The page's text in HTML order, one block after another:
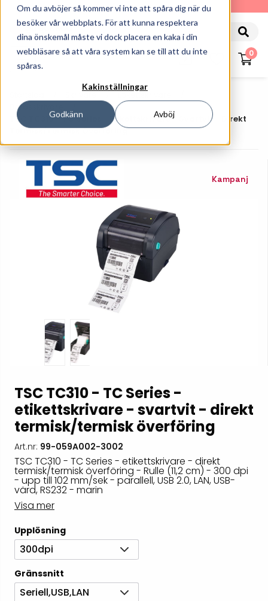
Om du avböjer så kommer vi inte att spåra dig när du
besöker vår webbplats. För att kunna respektera
dina önskemål måste vi dock placera en kaka i din
webbläsare så att våra system kan se till att du inte
spåras.
Kakinställningar
Godkänn Avböj
010-162 61 90
0
Skrivare
Etikettskrivare
Bordsskrivare
TSC TC310 - TC Series - Etikettskrivare - Svartvit - Direkt
Termisk/termisk Överföring
Kampanj
TSC TC310 - TC Series -
etikettskrivare - svartvit - direkt
termisk/termisk överföring
Art.nr: 99-059A002-3002
TSC TC310 - TC Series - etikettskrivare - direkt
termisk/termisk överföring - Rulle (11,2 cm) - 300 dpi
- upp till 102 mm/sek - parallell, USB 2.0, LAN, USB-
värd, RS232 - marin
Visa mer
Upplösning
300dpi
Gränssnitt
Seriell,USB,LAN